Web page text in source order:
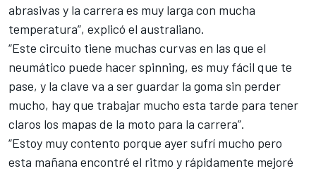
abrasivas y la carrera es muy larga con mucha
temperatura”, explicó el australiano.
“Este circuito tiene muchas curvas en las que el
neumático puede hacer spinning, es muy fácil que te
pase, y la clave va a ser guardar la goma sin perder
mucho, hay que trabajar mucho esta tarde para tener
claros los mapas de la moto para la carrera”.
“Estoy muy contento porque ayer sufrí mucho pero
esta mañana encontré el ritmo y rápidamente mejoré